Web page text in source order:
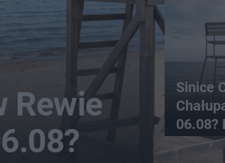
Rewie
Sinice
06.08?